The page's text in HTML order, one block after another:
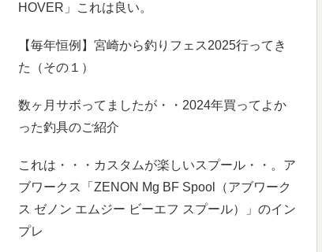
HOVER」これは良い。
【毎年恒例】宮崎から釣りフェス2025行ってき
た（その１）
数ヶ月サボってましたが・・2024年買ってよか
った釣具のご紹介
これは・・・カスタムが楽しいスプール・・。ア
ブワークス「ZENON Mg BF Spool（アブワーク
ス ゼノン エムジー ビーエフ スプール）」のイン
プレ